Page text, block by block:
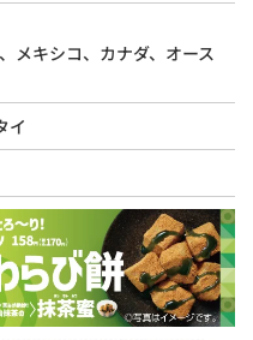
メキシコ、カナダ、オース
イ